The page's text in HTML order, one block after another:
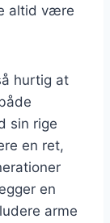
altid være
hurtig at
sin rige
en ret,
en
arme